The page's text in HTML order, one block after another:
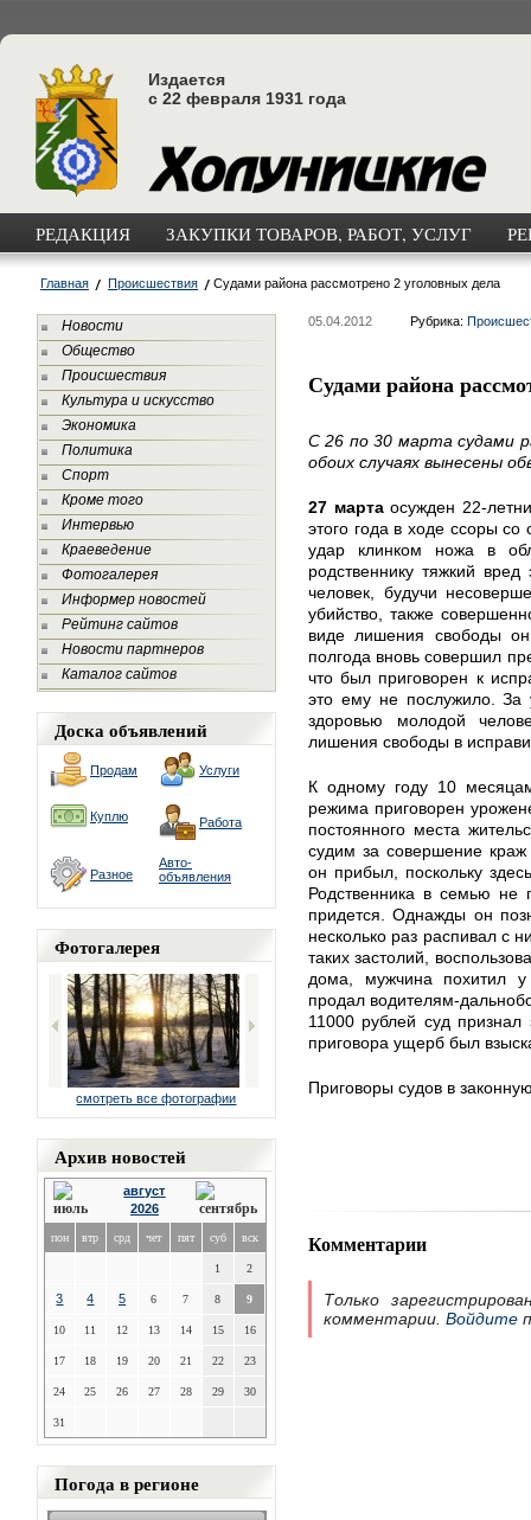
Издается
с 22 февраля 1931 года
РЕДАКЦИЯ ЗАКУПКИ ТОВАРОВ, РАБОТ, УСЛУГ
Главная Происшествия Судами района рассмотрено 2 уголовных дела
Новости
Общество
Происшествия
Культура и искусство
Экономика
Политика
Спорт
Кроме того
Интервью
Краеведение
Фотогалерея
Информер новостей
Рейтинг сайтов
Новости партнеров
Каталог сайтов
Доска объявлений
Продам Услуги
Куплю Работа
Разное
Авто-
объявления
Фотогалерея
смотреть все фотографии
Архив новостей
август
2026
пон втр срд чет пят суб вск
1 2
3 4 5 6 7 8 9
10 11 12 13 14 15 16
17 18 19 20 21 22 23
24 25 26 27 28 29 30
31
Погода в регионе
05.04.2012 Рубрика:
Судами района
С 26 по 30 марта судами
обоих случаях вынесены
27 мартаосужден 22-
этого года в ходе ссоры
удар клинком ножа в
родственнику тяжкий
человек, будучи
убийство, также
виде лишения свободы
полгода вновь совершил
что был приговорен к
это ему не послужило. За
здоровью молодой
лишения свободы в
К одному году 10
режима приговорен
постоянного места
судим за совершение
он прибыл, поскольку
Родственника в семью не
придется. Однажды он
несколько раз распивал с
таких застолий,
дома, мужчина похитил
продал водителям-
11000 рублей суд
приговора ущерб был
Приговоры судов в
Комментарии
Только
комментарии. Войдите